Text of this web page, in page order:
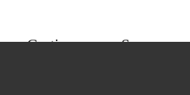
Gratis
Spaar